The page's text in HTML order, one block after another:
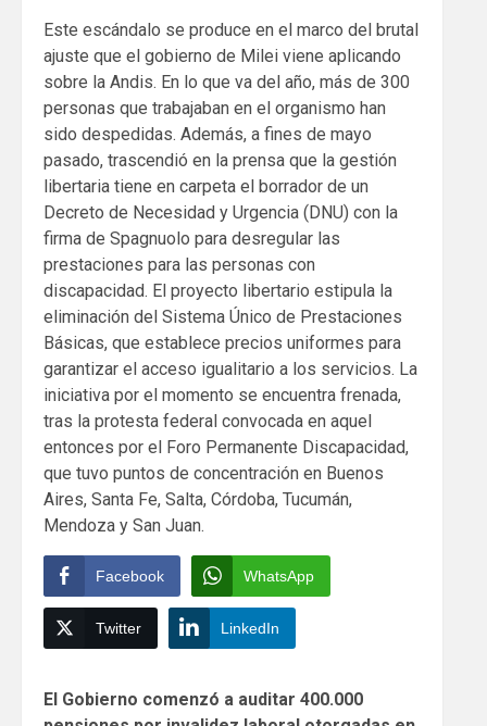
Este escándalo se produce en el marco del brutal
ajuste que el gobierno de Milei viene aplicando
sobre la Andis. En lo que va del año, más de 300
personas que trabajaban en el organismo han
sido despedidas. Además, a fines de mayo
pasado, trascendió en la prensa que la gestión
libertaria tiene en carpeta el borrador de un
Decreto de Necesidad y Urgencia (DNU) con la
firma de Spagnuolo para desregular las
prestaciones para las personas con
discapacidad. El proyecto libertario estipula la
eliminación del Sistema Único de Prestaciones
Básicas, que establece precios uniformes para
garantizar el acceso igualitario a los servicios. La
iniciativa por el momento se encuentra frenada,
tras la protesta federal convocada en aquel
entonces por el Foro Permanente Discapacidad,
que tuvo puntos de concentración en Buenos
Aires, Santa Fe, Salta, Córdoba, Tucumán,
Mendoza y San Juan.
Facebook WhatsApp
Twitter LinkedIn
Reading
El Gobierno comenzó a auditar 400.000